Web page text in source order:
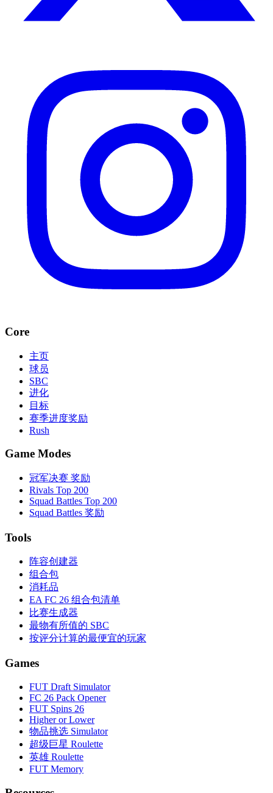
Core
主页
球员
SBC
进化
目标
赛季进度奖励
Rush
Game Modes
冠军决赛 奖励
Rivals Top 200
Squad Battles Top 200
Squad Battles 奖励
Tools
阵容创建器
组合包
消耗品
EA FC 26 组合包清单
比赛生成器
最物有所值的 SBC
按评分计算的最便宜的玩家
Games
FUT Draft Simulator
FC 26 Pack Opener
FUT Spins 26
Higher or Lower
物品挑选 Simulator
超级巨星 Roulette
英雄 Roulette
FUT Memory